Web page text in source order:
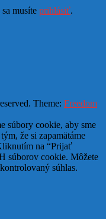
musíte prihlásiť.
Theme: Freedom
súbory cookie, aby sme
že si zapamätáme
na “Prijať
súborov cookie. Môžete
súhlas.